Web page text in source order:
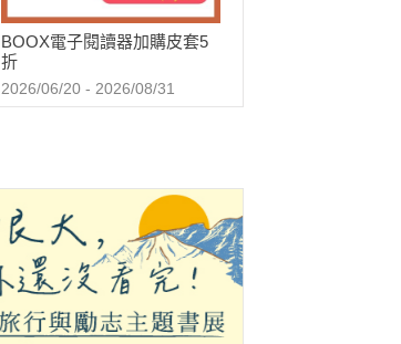
BOOX電子閱讀器加購皮套5
折
2026/06/20 - 2026/08/31